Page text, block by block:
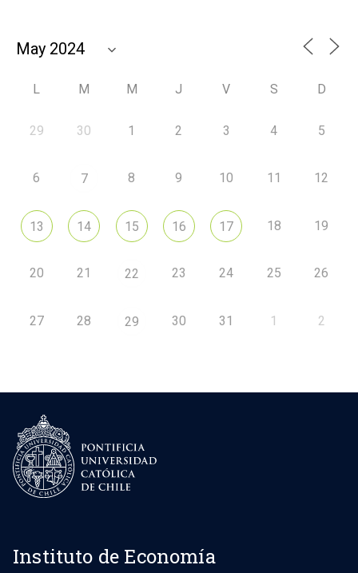
L M M J V S D
29 30 1 2 3 4 5
6 7 8 9 10 11 12
13 14 15 16 17 18 19
20 21 22 23 24 25 26
27 28 29 30 31 1 2
Instituto de Economía